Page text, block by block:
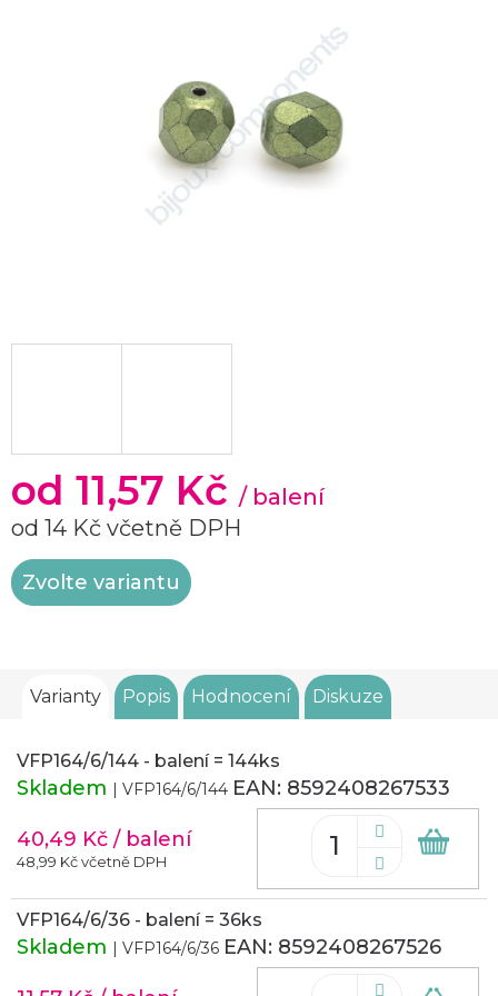
od 11,57 Kč / balení
od 14 Kč včetně DPH
Měrná
cena:
Zvolte variantu
Varianty Popis Hodnocení Diskuze
VFP164/6/144 - balení = 144ks
Skladem | VFP164/6/144 EAN: 8592408267533
40,49 Kč / balení
48,99 Kč včetně DPH
VFP164/6/36 - balení = 36ks
Skladem | VFP164/6/36 EAN: 8592408267526